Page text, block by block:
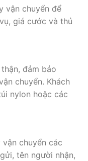
vận chuyển để
giá cước và thủ
đảm bảo
chuyển. Khách
nylon hoặc các
chuyển các
tên người nhận,